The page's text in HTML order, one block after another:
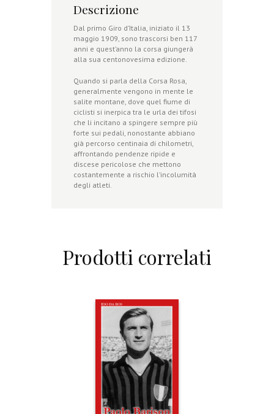
Descrizione
Dal primo Giro d’Italia, iniziato il 13
maggio 1909, sono trascorsi ben 117
anni e quest’anno la corsa giungerà
alla sua centonovesima edizione.
Quando si parla della Corsa Rosa,
generalmente vengono in mente le
salite montane, dove quel fiume di
ciclisti si inerpica tra le urla dei tifosi
che li incitano a spingere sempre più
forte sui pedali, nonostante abbiano
già percorso centinaia di chilometri,
affrontando pendenze ripide e
discese pericolose che mettono
costantemente a rischio l’incolumità
degli atleti.
Prodotti correlati